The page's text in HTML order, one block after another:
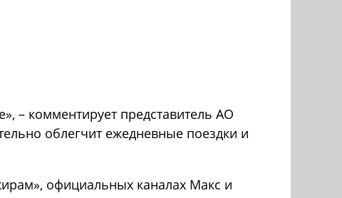
– комментирует представитель АО
облегчит ежедневные поездки и
официальных каналах Макс и